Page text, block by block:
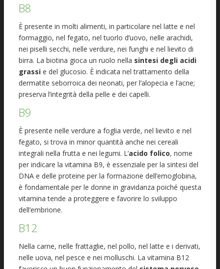
B8
È presente in molti alimenti, in particolare nel latte e nel
formaggio, nel fegato, nel tuorlo d’uovo, nelle arachidi,
nei piselli secchi, nelle verdure, nei funghi e nel lievito di
birra. La biotina gioca un ruolo nella sintesi degli acidi
grassi e del glucosio. È indicata nel trattamento della
dermatite seborroica dei neonati, per l’alopecia e l’acne;
preserva l’integrità della pelle e dei capelli.
B9
È presente nelle verdure a foglia verde, nel lievito e nel
fegato, si trova in minor quantità anche nei cereali
integrali nella frutta e nei legumi. L’acido folico, nome
per indicare la vitamina B9, è essenziale per la sintesi del
DNA e delle proteine per la formazione dell’emoglobina,
è fondamentale per le donne in gravidanza poiché questa
vitamina tende a proteggere e favorire lo sviluppo
dell’embrione.
B12
Nella carne, nelle frattaglie, nel pollo, nel latte e i derivati,
nelle uova, nel pesce e nei molluschi. La vitamina B12